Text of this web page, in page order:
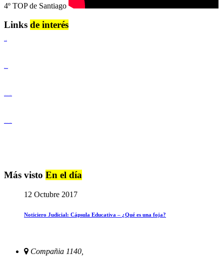
4º TOP de Santiago
Links de interés
Más visto En el día
12 Octubre 2017
Noticiero Judicial: Cápsula Educativa – ¿Qué es una foja?
Compañia 1140,